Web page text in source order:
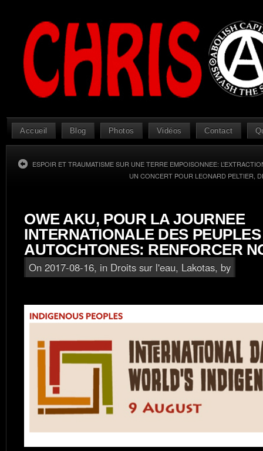
Accueil Blog Photos Vidéos Contact
ESPOIR ET TRAUMATISME SUR UNE TERRE EMPOISONNEE:
UN CONCERT POUR LEONARD PELTIER,
OWE AKU, POUR LA JOURNEE
INTERNATIONALE DES PEUPLES
AUTOCHTONES: RENFORCER
On 2017-08-16, in Droits sur l'eau, Lakotas, by